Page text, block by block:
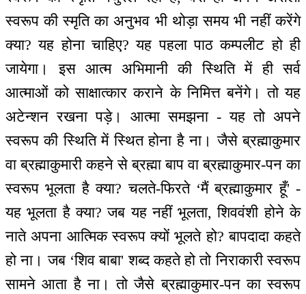
स्वरूप की स्मृति का अनुभव भी थोड़ा समय भी नहीं करेंगे
क्या? यह होना चाहिए? यह पहला पाठ कम्पलीट हो ही
जायेगा। इस आत्म अभिमानी की स्थिति में ही सर्व
आत्माओं को साक्षात्कार कराने के निमित्त बनेंगे। तो यह
अटेन्शन रखना पड़े। आत्मा समझना - यह तो अपने
स्वरूप की स्थिति में स्थित होना है ना। जैसे ब्रह्माकुमार
वा ब्रह्माकुमारी कहने से ब्रह्मा बाप वा ब्रह्माकुमार-पन का
स्वरूप भूलता है क्या? चलते-फिरते ‘मैं ब्रह्माकुमार हूँ' -
यह भूलता है क्या? जब यह नहीं भूलता, शिववंशी होने के
नाते अपना आत्मिक स्वरूप क्यों भूलते हो? बापदादा कहते
हो ना। जब ‘शिव बाबा' शब्द कहते हो तो निराकारी स्वरूप
सामने आता है ना। तो जैसे ब्रह्माकुमार-पन का स्वरूप